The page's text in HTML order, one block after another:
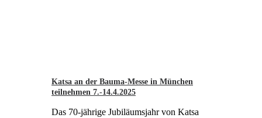
Katsa an der Bauma-Messe in München
teilnehmen 7.-14.4.2025
Das 70-jährige Jubiläumsjahr von Katsa